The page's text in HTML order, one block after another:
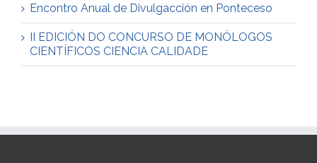
Encontro Anual de Divulgacción en Ponteceso
II EDICIÓN DO CONCURSO DE MONÓLOGOS
CIENTÍFICOS CIENCIA CALIDADE